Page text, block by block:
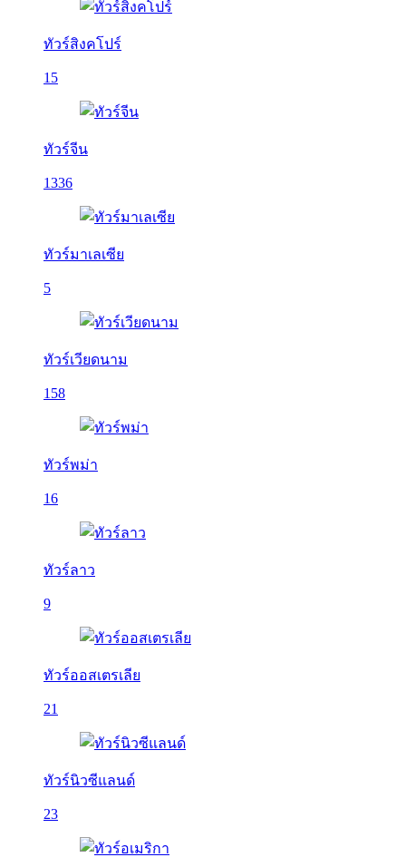
ทัวร์สิงคโปร์
15
ทัวร์จีน
1336
ทัวร์มาเลเซีย
5
ทัวร์เวียดนาม
158
ทัวร์พม่า
16
ทัวร์ลาว
9
ทัวร์ออสเตรเลีย
21
ทัวร์นิวซีแลนด์
23